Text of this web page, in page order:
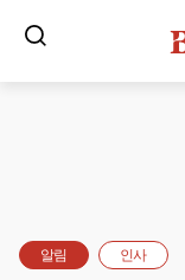
알림 인사